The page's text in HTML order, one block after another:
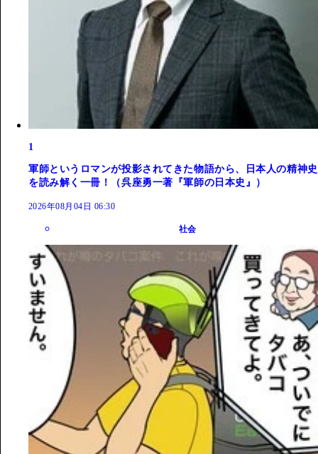
1
軍師というロマンが投影されてきた物語から、日本人の精神史
を読み解く一冊！（呉座勇一著『軍師の日本史』）
2026年08月04日 06:30
社会